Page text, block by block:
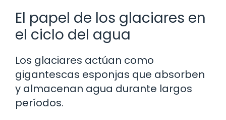
El papel de los glaciares en
el ciclo del agua
Los glaciares actúan como
gigantescas esponjas que absorben
y almacenan agua durante largos
períodos.